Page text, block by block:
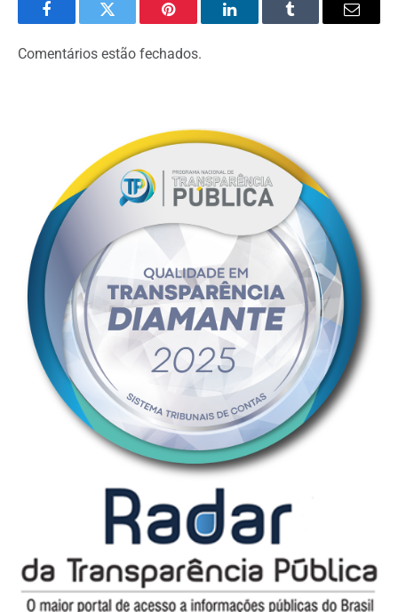
FacebookTwitter Pinterest LinkedInTumblr Email
Comentários estão fechados.